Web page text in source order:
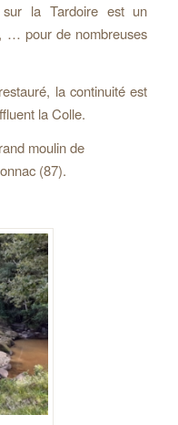
sur la Tardoire est un
… pour de nombreuses
la continuité est
la Colle.
moulin de
(87).